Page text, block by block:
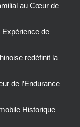
au Cœur de
Expérience de
redéfinit la
de l’Endurance
Historique